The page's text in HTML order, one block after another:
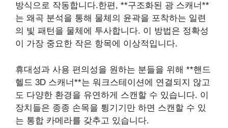
방식으로 작동합니다.한편, **구조화된 광 스캐너**
는 왜곡 분석을 통해 물체의 윤곽을 포착하는 일련
의 빛 패턴을 물체에 투사합니다. 이 방법은 정확성
이 가장 중요한 작은 항목에 이상적입니다.
휴대성과 사용 편의성을 원하는 분들을 위해 **핸드
헬드 3D 스캐너**는 워크스테이션에 연결되지 않고
도 다양한 환경을 유연하게 스캔할 수 있습니다. 이
장치들은 종종 손목을 튕기기만 하면 스캔할 수 있
는 통합 카메라를 갖추고 있습니다.